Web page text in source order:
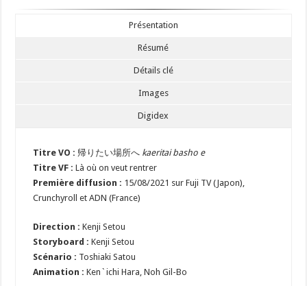
Présentation
Résumé
Détails clé
Images
Digidex
Titre VO : 帰りたい場所へ kaeritai basho e
Titre VF : Là où on veut rentrer
Première diffusion : 15/08/2021 sur Fuji TV (Japon),
Crunchyroll et ADN (France)
Direction : Kenji Setou
Storyboard : Kenji Setou
Scénario : Toshiaki Satou
Animation : Ken`ichi Hara, Noh Gil-Bo